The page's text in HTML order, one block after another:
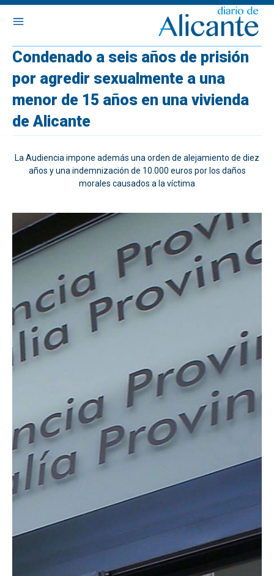
Condenado a seis años de prisión
por agredir sexualmente a una
menor de 15 años en una vivienda
de Alicante
La Audiencia impone además una orden de alejamiento de diez
años y una indemnización de 10.000 euros por los daños
morales causados a la víctima